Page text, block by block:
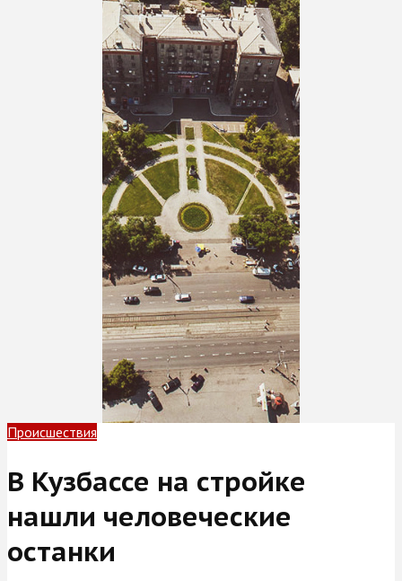
Происшествия
В Кузбассе на стройке
нашли человеческие
останки